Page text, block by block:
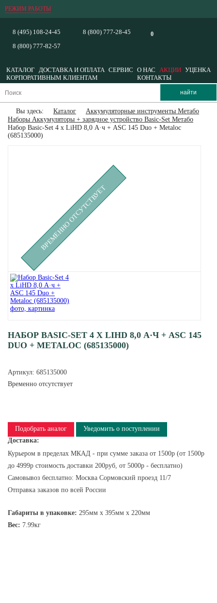
РЕЖИМ РАБОТЫ
0
8 (495) 108-24-45
8 (800) 777-82-57
8 (800) 777-28-45
КАТАЛОГ ДОСТАВКА И ОПЛАТА СЕРВИС О НАС АКЦИИ УЦЕНКА
КОРПОРАТИВНЫМ КЛИЕНТАМ
КОНТАКТЫ
Вы здесь: Каталог
Аккумуляторные инструменты Метабо
Наборы Аккумуляторы + зарядное устройство Basic-Set Метабо
Набор Basic-Set 4 x LiHD 8,0 А·ч + ASC 145 Duo + Metaloc
(685135000)
ВРЕМЕННО ОТСУТСТВУЕТ
НАБОР BASIC-SET 4 X LIHD 8,0 А·Ч + ASC 145
DUO + METALOC (685135000)
Артикул: 685135000
Временно отсутствует
Подобрать аналог
Уведомить о поступлении
Доставка:
Курьером в пределах МКАД - при сумме заказа от 1500р (от 1500р
до 4999р стоимость доставки 200руб, от 5000р - бесплатно)
Самовывоз бесплатно: Москва Сормовский проезд 11/7
Отправка заказов по всей России
Габариты в упаковке: 295мм x 395мм x 220мм
Вес: 7.99кг